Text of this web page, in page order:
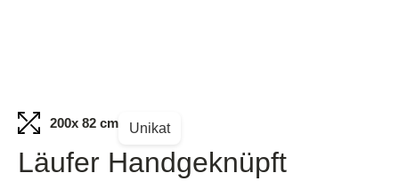
200x 82 cm Unikat
Läufer Handgeknüpft